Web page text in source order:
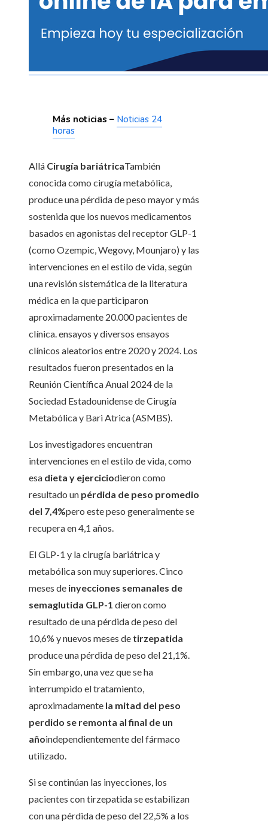
Más noticias – Noticias 24
horas
Allá Cirugía bariátricaTambién
conocida como cirugía metabólica,
produce una pérdida de peso mayor y más
sostenida que los nuevos medicamentos
basados ​​en agonistas del receptor GLP-1
(como Ozempic, Wegovy, Mounjaro) y las
intervenciones en el estilo de vida, según
una revisión sistemática de la literatura
médica en la que participaron
aproximadamente 20.000 pacientes de
clínica. ensayos y diversos ensayos
clínicos aleatorios entre 2020 y 2024. Los
resultados fueron presentados en la
Reunión Científica Anual 2024 de la
Sociedad Estadounidense de Cirugía
Metabólica y Bari Atrica (ASMBS).
Los investigadores encuentran
intervenciones en el estilo de vida, como
esa dieta y ejerciciodieron como
resultado un pérdida de peso promedio
del 7,4%pero este peso generalmente se
recupera en 4,1 años.
El GLP-1 y la cirugía bariátrica y
metabólica son muy superiores. Cinco
meses de inyecciones semanales de
semaglutida GLP-1 dieron como
resultado de una pérdida de peso del
10,6% y nuevos meses de tirzepatida
produce una pérdida de peso del 21,1%.
Sin embargo, una vez que se ha
interrumpido el tratamiento,
aproximadamente la mitad del peso
perdido se remonta al final de un
añoindependientemente del fármaco
utilizado.
Si se continúan las inyecciones, los
pacientes con tirzepatida se estabilizan
con una pérdida de peso del 22,5% a los